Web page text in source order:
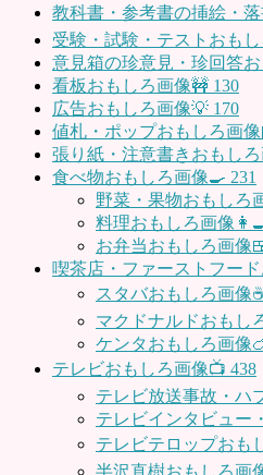
教科書・参考書の挿絵・
受験・試験・テストおも
意見箱の珍意見・珍回答
看板おもしろ画像🚧 130
広告おもしろ画像💡 170
値札・ポップおもしろ画像
張り紙・注意書きおもしろ
食べ物おもしろ画像🍳 231
野菜・果物おもしろ
料理おもしろ画像
お弁当おもしろ画像
喫茶店・ファーストフー
スタバおもしろ画像
マクドナルドおもし
ケンタおもしろ画像
テレビおもしろ画像📺 438
テレビ放送事故・ハ
テレビインタビュー
テレビテロップお
半沢直樹おもしろ画